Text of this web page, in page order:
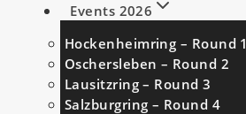
Events 2026
Hockenheimring – Round 1
Oschersleben – Round 2
Lausitzring – Round 3
Salzburgring – Round 4